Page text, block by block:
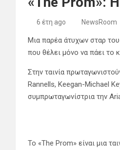
6 έτη ago NewsRoom
Μια παρέα άτυχων σταρ του
που θέλει μόνο να πάει το
Στην ταινία
Rannells, Keegan-Michael
συμπρωταγωνίστρια την
Το «The Prom» είναι μια